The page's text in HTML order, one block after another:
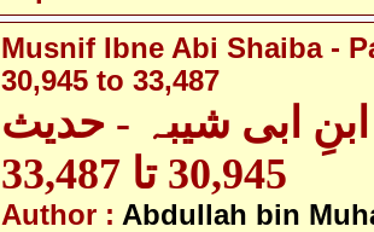
Musnif Ibne Abi Shaiba -
30,945 to 33,487
ابی شیبہ - حدیث
30,945 تا 33,487
Author : Abdullah bin